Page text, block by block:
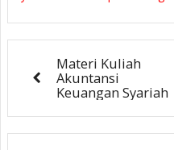
Materi Kuliah
Akuntansi
Keuangan Syariah